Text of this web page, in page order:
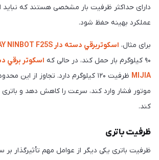
دارای حداکثر ظرفیت بار مشخصی هستند که نباید
عملکرد بهینه حفظ شود.
برای مثال، اسكوتربرقي دسته دار SEGWAY NINBOT F25S
۹۰ کیلوگرم بار حمل کند، در حالی که
اسكوتر برقي
MIJIA
ظرفیت ۱۲۰ کیلوگرم دارد. تجاوز از
موتور فشار وارد کند، سرعت را کاهش دهد و باتری
کند.
ظرفیت باتری
ظرفیت باتری یکی دیگر از عوامل مهم تأثیرگذار